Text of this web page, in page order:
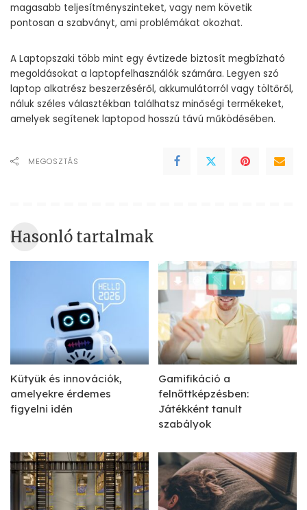
magasabb teljesítményszinteket, vagy nem követik
pontosan a szabványt, ami problémákat okozhat.
A Laptopszaki több mint egy évtizede biztosít megbízható
megoldásokat a laptopfelhasználók számára. Legyen szó
laptop alkatrész beszerzéséről, akkumulátorról vagy töltőről,
náluk széles választékban találhatsz minőségi termékeket,
amelyek segítenek laptopod hosszú távú működésében.
MEGOSZTÁS
Hasonló tartalmak
Kütyük és innovációk,
amelyekre érdemes
figyelni idén
Gamifikáció a
felnőttképzésben:
Játékként tanult
szabályok